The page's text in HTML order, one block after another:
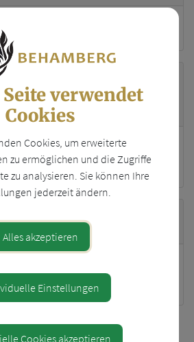
Tischler
Teile den Artikel
verwendet
Cookies
Cookies, um erweiterte
zu ermöglichen und die Zugriffe
zu analysieren. Sie können Ihre
jederzeit ändern.
Alles akzeptieren
Einstellungen
Cookies akzeptieren